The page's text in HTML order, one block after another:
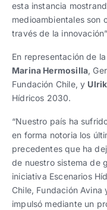
esta instancia
medioambientales son
través de la
En representación de
Marina Hermosilla,
Fundación Chile, y
Hídricos 2030.
“Nuestro país ha
en forma notoria los
precedentes que ha
de nuestro sistema de
iniciativa Escenarios
Chile, Fundación Avina
impulsó mediante un